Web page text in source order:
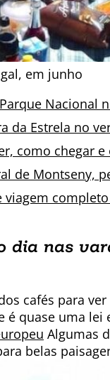
em junho
Nacional
da Estrela no
como chegar
de Montseny,
dia nas
cafés para
é quase uma
Algumas
belas